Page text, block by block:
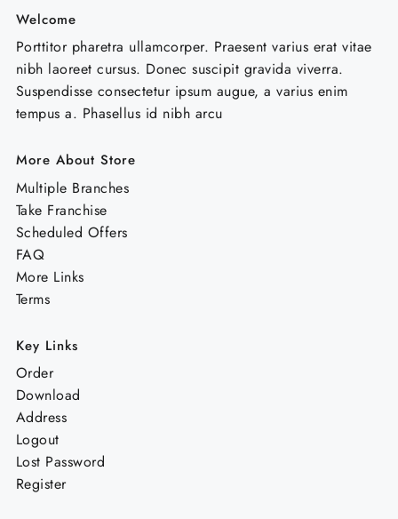
Welcome
Porttitor pharetra ullamcorper. Praesent varius erat vitae
nibh laoreet cursus. Donec suscipit gravida viverra.
Suspendisse consectetur ipsum augue, a varius enim
tempus a. Phasellus id nibh arcu
More About Store
Multiple Branches
Take Franchise
Scheduled Offers
FAQ
More Links
Terms
Key Links
Order
Download
Address
Logout
Lost Password
Register